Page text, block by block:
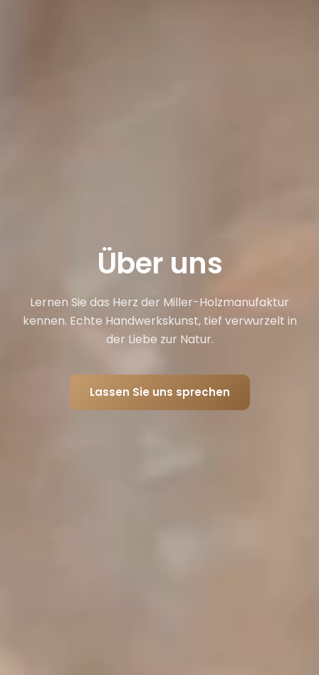
Über uns
Lernen Sie das Herz der Miller-Holzmanufaktur
kennen. Echte Handwerkskunst, tief verwurzelt in
der Liebe zur Natur.
Lassen Sie uns sprechen